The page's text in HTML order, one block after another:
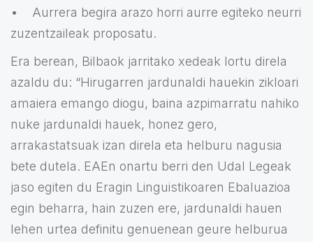
• Aurrera begira arazo horri aurre egiteko neurri
zuzentzaileak proposatu.
Era berean, Bilbaok jarritako xedeak lortu direla
azaldu du: “Hirugarren jardunaldi hauekin zikloari
amaiera emango diogu, baina azpimarratu nahiko
nuke jardunaldi hauek, honez gero,
arrakastatsuak izan direla eta helburu nagusia
bete dutela. EAEn onartu berri den Udal Legeak
jaso egiten du Eragin Linguistikoaren Ebaluazioa
egin beharra, hain zuzen ere, jardunaldi hauen
lehen urtea definitu genuenean geure helburua